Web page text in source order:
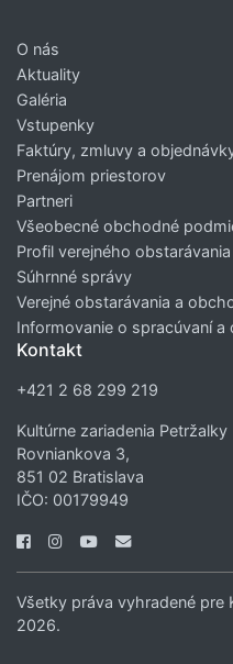
O nás
Aktuality
Galéria
Vstupenky
Faktúry, zmluvy a
Prenájom priestorov
Partneri
Všeobecné obchodné
Profil verejného obstarávania
Súhrnné správy
Verejné obstarávania a
Informovanie o spracúvaní
Kontakt
+421 2 68 299 219
Kultúrne zariadenia Petržalky
Rovniankova 3,
851 02 Bratislava
IČO: 00179949
Všetky práva vyhradené pre
2026.